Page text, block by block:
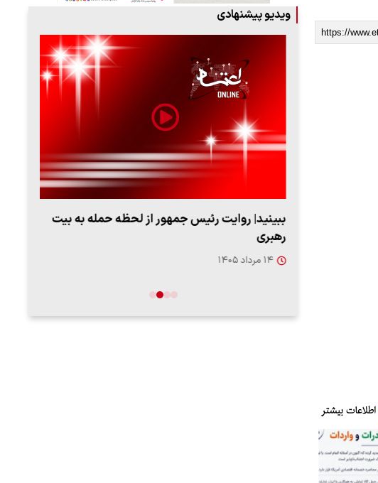
ویدیو پیشنهادی
ببینید| روایت رئیس جمهور از لحظه حمله به بیت
رهبری
۱۴ مرداد ۱۴۰۵